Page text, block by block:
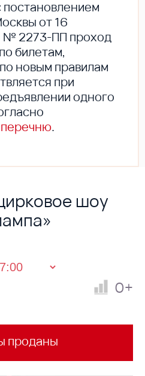
постановлением
от 16
№ 2273-ПП проход
билетам,
новым правилам
при
одного
.
шоу
0+
проданы